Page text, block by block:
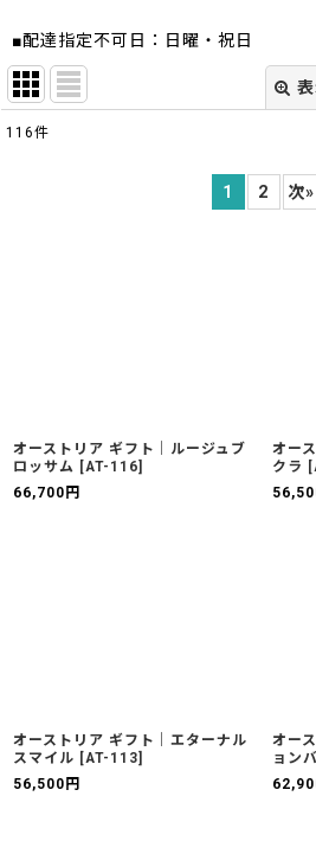
■配達指定不可日：日曜・祝日
116件
1 2 次»
オーストリア ギフト｜ルージュブ
ロッサム [AT-116]
66,700 円
オー
クラ
[
オーストリア ギフト｜エターナル
スマイル [AT-113]
56,500 円
オー
ョン